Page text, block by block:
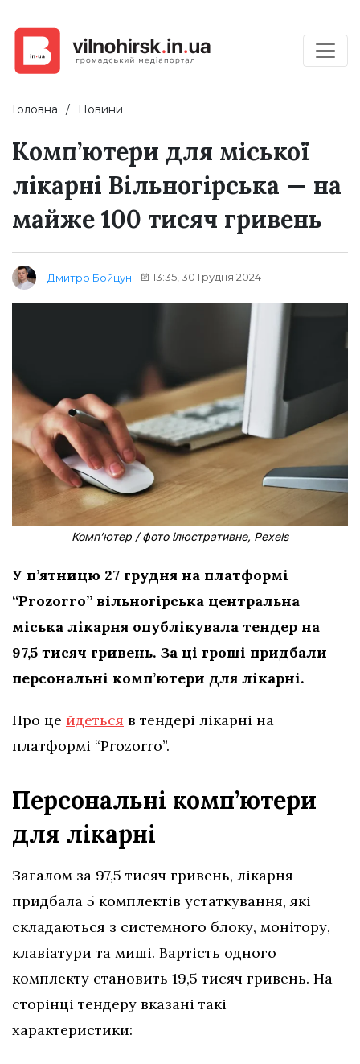
Головна Новини
Комп’ютери для міської
лікарні Вільногірська — на
майже 100 тисяч гривень
Дмитро Бойцун 13:35, 30 Грудня 2024
Комп’ютер / фото ілюстративне, Pexels
У п’ятницю 27 грудня на платформі
“Prozorro” вільногірська центральна
міська лікарня опублікувала тендер на
97,5 тисяч гривень. За ці гроші придбали
персональні комп’ютери для лікарні.
Про це йдеться в тендері лікарні на
платформі “Prozorro”.
Персональні комп’ютери
для лікарні
Загалом за 97,5 тисяч гривень, лікарня
придбала 5 комплектів устаткування, які
складаються з системного блоку, монітору,
клавіатури та миші. Вартість одного
комплекту становить 19,5 тисяч гривень. На
сторінці тендеру вказані такі
характеристики: